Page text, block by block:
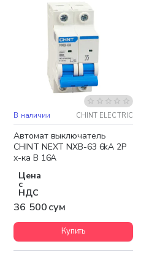
В наличии CHINT ELECTRIC
Автомат выключатель
CHINT NEXT NXB-63 6kA 2P
х-ка B 16A
Цена
с
НДС
36 500 сум
Купить